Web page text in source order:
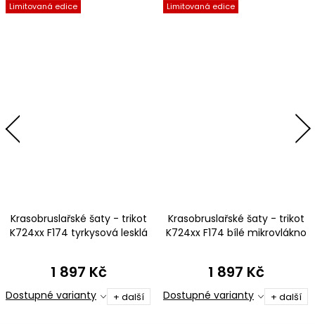
Limitovaná edice
Krasobruslařské šaty - trikot
K724xx F174 tyrkysová lesklá
1 897 Kč
Dostupné varianty + další
Limitovaná edice
Krasobruslařské šaty - trikot
K724xx F174 bílé mikrovlákno
1 897 Kč
Dostupné varianty + další